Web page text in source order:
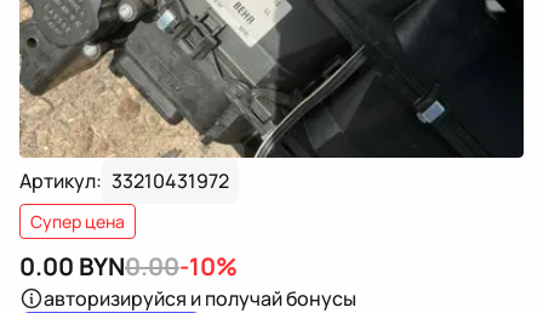
Артикул: 33210431972
Супер цена
0.00 BYN0.00-10%
авторизируйся и получай бонусы